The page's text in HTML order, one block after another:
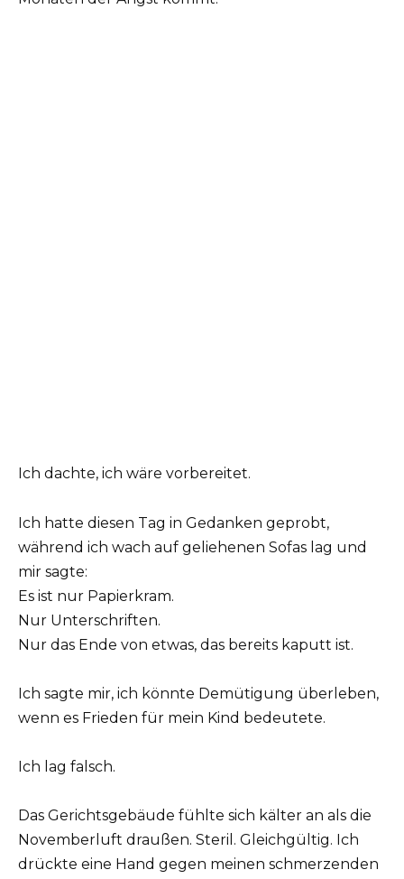
Ich dachte, ich wäre vorbereitet.
Ich hatte diesen Tag in Gedanken geprobt,
während ich wach auf geliehenen Sofas lag und
mir sagte:
Es ist nur Papierkram.
Nur Unterschriften.
Nur das Ende von etwas, das bereits kaputt ist.
Ich sagte mir, ich könnte Demütigung überleben,
wenn es Frieden für mein Kind bedeutete.
Ich lag falsch.
Das Gerichtsgebäude fühlte sich kälter an als die
Novemberluft draußen. Steril. Gleichgültig. Ich
drückte eine Hand gegen meinen schmerzenden